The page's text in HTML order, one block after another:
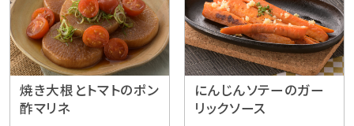
焼き大根とトマトのポン
酢マリネ
にんじんソテーのガー
リックソース